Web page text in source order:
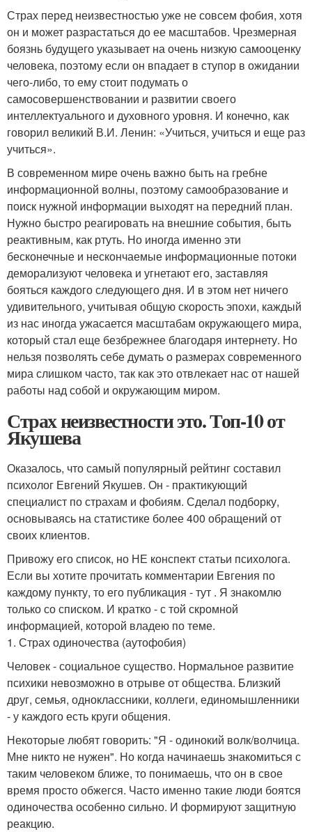
Страх перед неизвестностью уже не совсем фобия, хотя
он и может разрастаться до ее масштабов. Чрезмерная
боязнь будущего указывает на очень низкую самооценку
человека, поэтому если он впадает в ступор в ожидании
чего-либо, то ему стоит подумать о
самосовершенствовании и развитии своего
интеллектуального и духовного уровня. И конечно, как
говорил великий В.И. Ленин: «Учиться, учиться и еще раз
учиться».
В современном мире очень важно быть на гребне
информационной волны, поэтому самообразование и
поиск нужной информации выходят на передний план.
Нужно быстро реагировать на внешние события, быть
реактивным, как ртуть. Но иногда именно эти
бесконечные и нескончаемые информационные потоки
деморализуют человека и угнетают его, заставляя
бояться каждого следующего дня. И в этом нет ничего
удивительного, учитывая общую скорость эпохи, каждый
из нас иногда ужасается масштабам окружающего мира,
который стал еще безбрежнее благодаря интернету. Но
нельзя позволять себе думать о размерах современного
мира слишком часто, так как это отвлекает нас от нашей
работы над собой и окружающим миром.
Страх неизвестности это. Топ-10 от
Якушева
Оказалось, что самый популярный рейтинг составил
психолог Евгений Якушев. Он - практикующий
специалист по страхам и фобиям. Сделал подборку,
основываясь на статистике более 400 обращений от
своих клиентов.
Привожу его список, но НЕ конспект статьи психолога.
Если вы хотите прочитать комментарии Евгения по
каждому пункту, то его публикация - тут . Я знакомлю
только со списком. И кратко - с той скромной
информацией, которой владею по теме.
1. Страх одиночества (аутофобия)
Человек - социальное существо. Нормальное развитие
психики невозможно в отрыве от общества. Близкий
друг, семья, одноклассники, коллеги, единомышленники
- у каждого есть круги общения.
Некоторые любят говорить: "Я - одинокий волк/волчица.
Мне никто не нужен". Но когда начинаешь знакомиться с
таким человеком ближе, то понимаешь, что он в свое
время просто обжегся. Часто именно такие люди боятся
одиночества особенно сильно. И формируют защитную
реакцию.